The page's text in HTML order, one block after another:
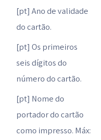
[pt] Ano de validade
do cartão.
[pt] Os primeiros
seis dígitos do
número do cartão.
[pt] Nome do
portador do cartão
como impresso. Máx: